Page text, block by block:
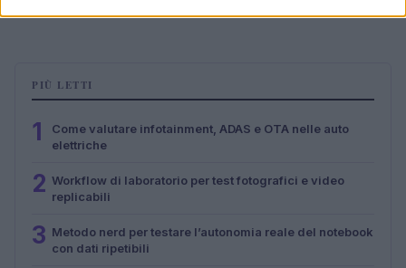
PIÙ LETTI
1
Come valutare infotainment, ADAS e OTA nelle auto
elettriche
2 Workflow di laboratorio per test fotografici e video
replicabili
3 Metodo nerd per testare l’autonomia reale del notebook
con dati ripetibili